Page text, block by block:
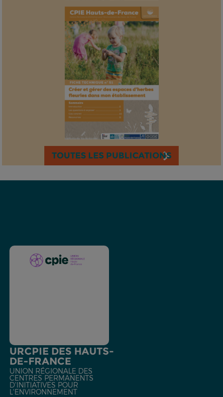
TOUTES LES PUBLICATIONS
URCPIE DES HAUTS-
DE-FRANCE
UNION RÉGIONALE DES
CENTRES PERMANENTS
D'INITIATIVES POUR
L'ENVIRONNEMENT